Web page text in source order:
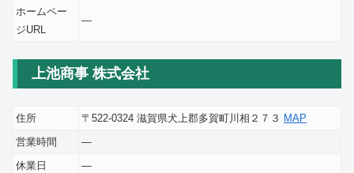
ホームペー
ジURL
―
上池商事 株式会社
住所 〒522-0324 滋賀県犬上郡多賀町川相２７３ MAP
営業時間
―
休業日
―